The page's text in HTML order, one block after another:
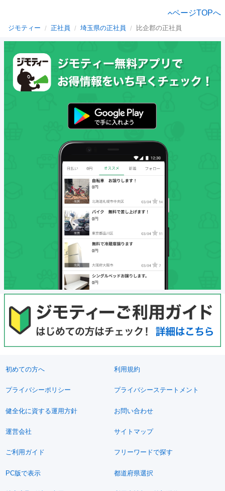
ページTOPへ
ジモティー 正社員 埼玉県の正社員 比企郡の正社員
初めての方へ 利用規約
プライバシーポリシー プライバシーステートメント
健全化に資する運用方針 お問い合わせ
運営会社 サイトマップ
ご利用ガイド フリーワードで探す
PC版で表示 都道府県選択